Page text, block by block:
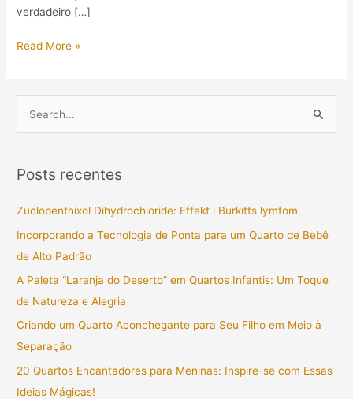
verdadeiro […]
Read More »
q
r
p
o
r
:
Posts recentes
Zuclopenthixol Dihydrochloride: Effekt i Burkitts lymfom
Incorporando a Tecnologia de Ponta para um Quarto de Bebê
de Alto Padrão
A Paleta “Laranja do Deserto” em Quartos Infantis: Um Toque
de Natureza e Alegria
Criando um Quarto Aconchegante para Seu Filho em Meio à
Separação
20 Quartos Encantadores para Meninas: Inspire-se com Essas
Ideias Mágicas!